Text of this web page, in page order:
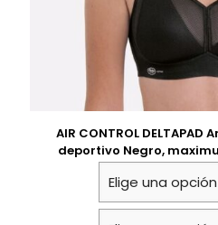
AIR CONTROL
deportivo Negro,